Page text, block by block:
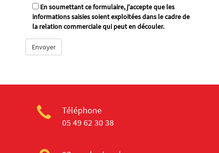
En soumettant ce formulaire, j'accepte que les
informations saisies soient exploitées dans le cadre de
la relation commerciale qui peut en découler.
Téléphone
05 49 62 30 38